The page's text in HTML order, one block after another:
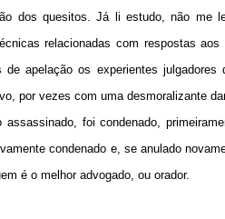
dos quesitos. Já li estudo, não me
relacionadas com respostas
apelação os experientes
por vezes com uma desmoralizante
foi condenado,
condenado e, se anulado
é o melhor advogado, ou orador.